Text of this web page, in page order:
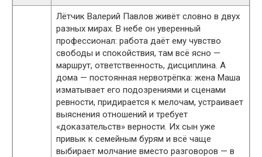
Лётчик Валерий Павлов живёт словно в двух
разных мирах. В небе он уверенный
профессионал: работа даёт ему чувство
свободы и спокойствия, там всё ясно —
маршрут, ответственность, дисциплина. А
дома — постоянная нервотрёпка: жена Маша
изматывает его подозрениями и сценами
ревности, придирается к мелочам, устраивает
выяснения отношений и требует
«доказательств» верности. Их сын уже
привык к семейным бурям и всё чаще
выбирает молчание вместо разговоров — в